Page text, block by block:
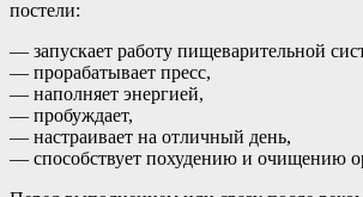
постели:
— запускает работу пищеварительной
— прорабатывает пресс,
— наполняет энергией,
— пробуждает,
— настраивает на отличный день,
— способствует похудению и очищению